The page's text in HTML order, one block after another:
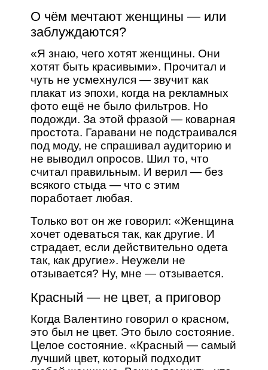
О чём мечтают женщины — или
заблуждаются?
«Я знаю, чего хотят женщины. Они
хотят быть красивыми». Прочитал и
чуть не усмехнулся — звучит как
плакат из эпохи, когда на рекламных
фото ещё не было фильтров. Но
подожди. За этой фразой — коварная
простота. Гаравани не подстраивался
под моду, не спрашивал аудиторию и
не выводил опросов. Шил то, что
считал правильным. И верил — без
всякого стыда — что с этим
поработает любая.
Только вот он же говорил: «Женщина
хочет одеваться так, как другие. И
страдает, если действительно одета
так, как другие». Неужели не
отзывается? Ну, мне — отзывается.
Красный — не цвет, а приговор
Когда Валентино говорил о красном,
это был не цвет. Это было состояние.
Целое состояние. «Красный — самый
лучший цвет, который подходит